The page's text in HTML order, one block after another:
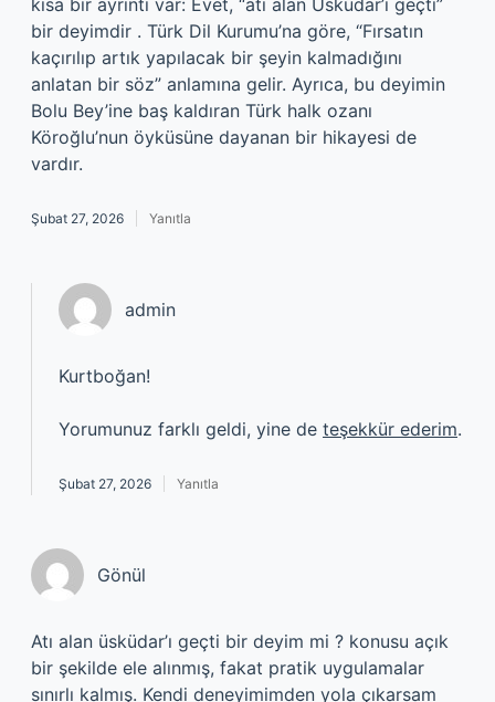
kısa bir ayrıntı var: Evet, “atı alan Üsküdar’ı geçti”
bir deyimdir . Türk Dil Kurumu’na göre, “Fırsatın
kaçırılıp artık yapılacak bir şeyin kalmadığını
anlatan bir söz” anlamına gelir. Ayrıca, bu deyimin
Bolu Bey’ine baş kaldıran Türk halk ozanı
Köroğlu’nun öyküsüne dayanan bir hikayesi de
vardır.
Şubat 27, 2026 Yanıtla
admin
Kurtboğan!
Yorumunuz farklı geldi, yine de teşekkür ederim.
Şubat 27, 2026 Yanıtla
Gönül
Atı alan üsküdar’ı geçti bir deyim mi ? konusu açık
bir şekilde ele alınmış, fakat pratik uygulamalar
sınırlı kalmış. Kendi deneyimimden yola çıkarsam